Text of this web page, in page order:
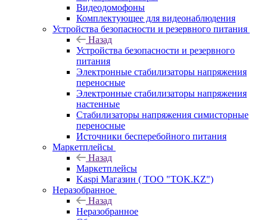
Видеодомофоны
Комплектующее для видеонаблюдения
Устройства безопасности и резервного питания
Назад
Устройства безопасности и резервного
питания
Электронные стабилизаторы напряжения
переносные
Электронные стабилизаторы напряжения
настенные
Стабилизаторы напряжения симисторные
переносные
Источники бесперебойного питания
Маркетплейсы
Назад
Маркетплейсы
Kaspi Магазин ( ТОО "TOK.KZ")
Неразобранное
Назад
Неразобранное